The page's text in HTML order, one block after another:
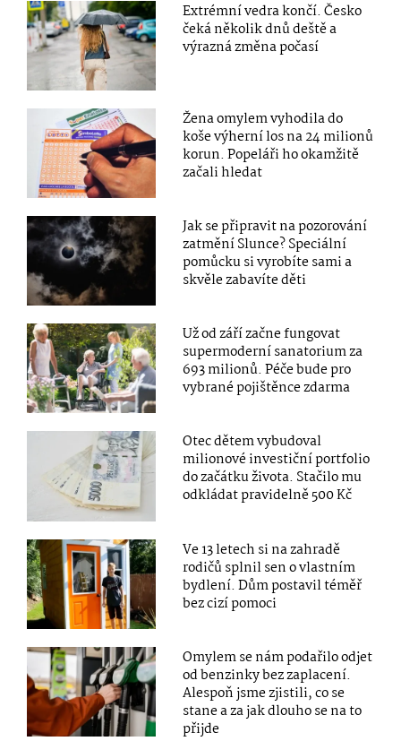
Extrémní vedra končí. Česko
čeká několik dnů deště a
výrazná změna počasí
Žena omylem vyhodila do
koše výherní los na 24 milionů
korun. Popeláři ho okamžitě
začali hledat
Jak se připravit na pozorování
zatmění Slunce? Speciální
pomůcku si vyrobíte sami a
skvěle zabavíte děti
Už od září začne fungovat
supermoderní sanatorium za
693 milionů. Péče bude pro
vybrané pojištěnce zdarma
Otec dětem vybudoval
milionové investiční portfolio
do začátku života. Stačilo mu
odkládat pravidelně 500 Kč
Ve 13 letech si na zahradě
rodičů splnil sen o vlastním
bydlení. Dům postavil téměř
bez cizí pomoci
Omylem se nám podařilo odjet
od benzinky bez zaplacení.
Alespoň jsme zjistili, co se
stane a za jak dlouho se na to
přijde